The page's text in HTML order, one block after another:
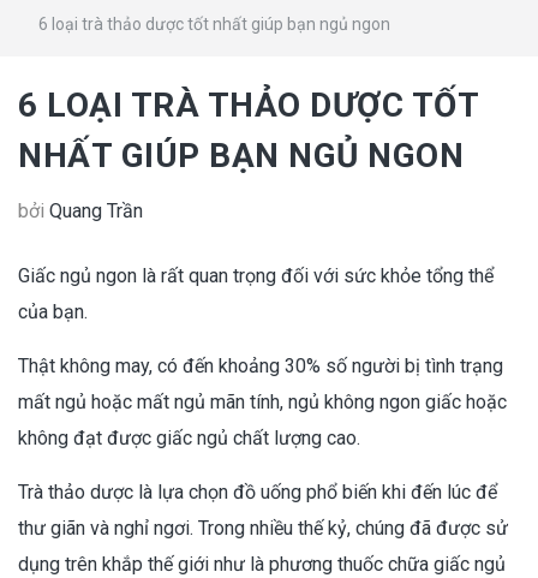
6 loại trà thảo dược tốt nhất giúp bạn ngủ ngon
6 LOẠI TRÀ THẢO DƯỢC TỐT
NHẤT GIÚP BẠN NGỦ NGON
bởi Quang Trần
Giấc ngủ ngon là rất quan trọng đối với sức khỏe tổng thể
của bạn.
Thật không may, có đến khoảng 30% số người bị tình trạng
mất ngủ hoặc mất ngủ mãn tính, ngủ không ngon giấc hoặc
không đạt được giấc ngủ chất lượng cao.
Trà thảo dược là lựa chọn đồ uống phổ biến khi đến lúc để
thư giãn và nghỉ ngơi. Trong nhiều thế kỷ, chúng đã được sử
dụng trên khắp thế giới như là phương thuốc chữa giấc ngủ